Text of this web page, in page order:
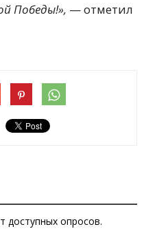
Победы!», — отметил
доступных опросов.